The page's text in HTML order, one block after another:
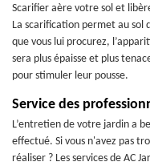
Scarifier aère votre sol et
La scarification permet au sol
que vous lui procurez,
sera plus épaisse et plus
pour stimuler leur pousse.
Service des
L’entretien de votre jardin a
effectué. Si vous n'avez pas
réaliser ? Les services de AC